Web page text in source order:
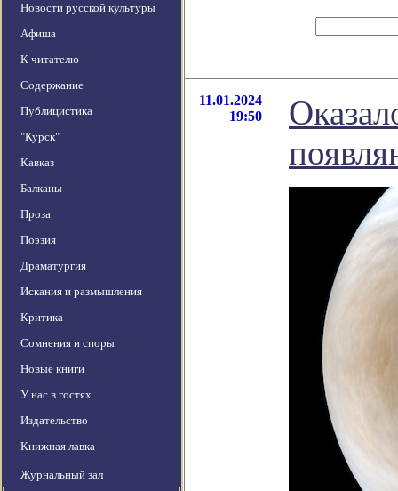
Новости русской культуры
Афиша
К читателю
Содержание
Публицистика
"Курск"
Кавказ
Балканы
Проза
Поэзия
Драматургия
Искания и размышления
Критика
Сомнения и споры
Новые книги
У нас в гостях
Издательство
Книжная лавка
Журнальный зал
11.01.2024
19:50